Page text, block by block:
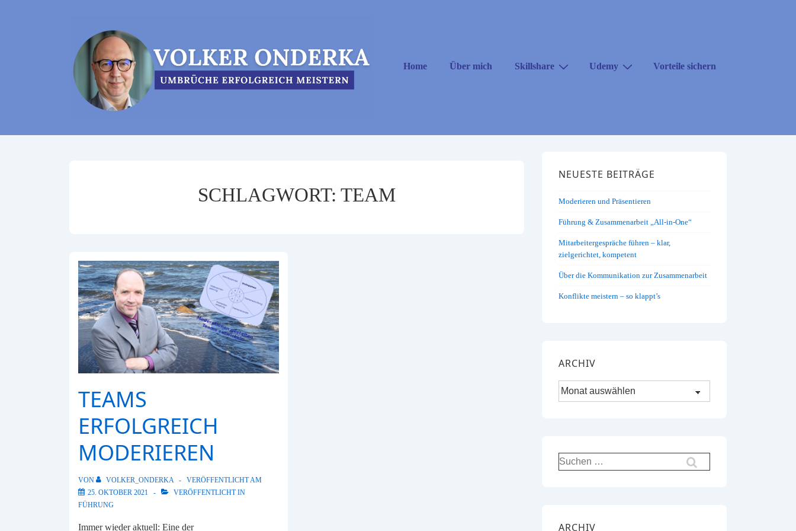
Hauptnavigation
Home Über mich Skillshare Udemy Vorteile sichern
SCHLAGWORT: TEAM
TEAMS
ERFOLGREICH
MODERIEREN
VON VOLKER_ONDERKA
VERÖFFENTLICHT AM
25. OKTOBER 2021
VERÖFFENTLICHT IN
FÜHRUNG
Immer wieder aktuell: Eine der
NEUESTE BEITRÄGE
Moderieren und Präsentieren
Führung & Zusammenarbeit „All-in-One“
Mitarbeitergespräche führen – klar,
zielgerichtet, kompetent
Über die Kommunikation zur Zusammenarbeit
Konflikte meistern – so klappt’s
ARCHIV
Archiv
Suchen
nach:
ARCHIV